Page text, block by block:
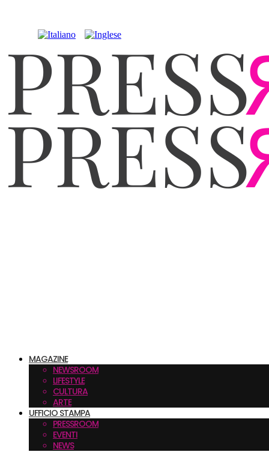
MAGAZINE
NEWSROOM
LIFESTYLE
CULTURA
ARTE
UFFICIO STAMPA
PRESSROOM
EVENTI
NEWS